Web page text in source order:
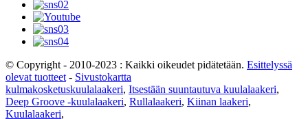
© Copyright - 2010-2023 : Kaikki oikeudet pidätetään. Esittelyssä
olevat tuotteet - Sivustokartta
kulmakosketuskuulalaakeri, Itsestään suuntautuva kuulalaakeri,
Deep Groove -kuulalaakeri, Rullalaakeri, Kiinan laakeri,
Kuulalaakeri,